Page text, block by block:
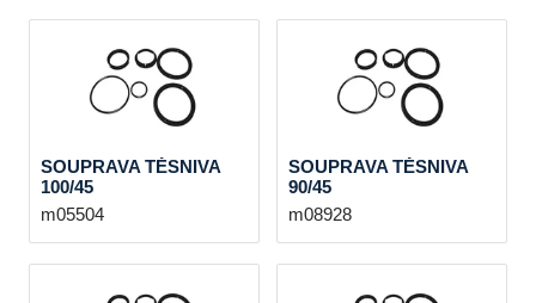
SOUPRAVA TĚSNIVA
100/45
m05504
SOUPRAVA TĚSNIVA
90/45
m08928